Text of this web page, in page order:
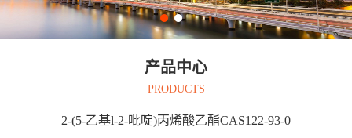
产品中心
PRODUCTS
2-(5-乙基l-2-吡啶)丙烯酸乙酯CAS122-93-0